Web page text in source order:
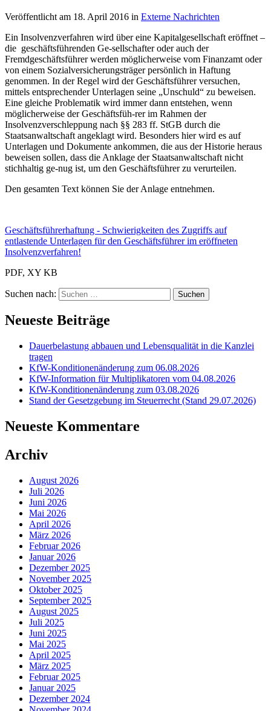
Veröffentlicht am 18. April 2016 in Externe Nachrichten
Ein Insolvenzverfahren wird über eine Kapitalgesellschaft eröffnet –
die geschäftsführenden Ge-sellschafter oder auch der
Fremdgeschäftsführer werden möglicherweise vom Finanzamt oder
von einem Sozialversicherungsträger persönlich in Haftung
genommen. In der Regel wird der Geschäftsführer versuchen,
mittels entsprechender Unterlagen seine „Unschuld“ zu beweisen.
Eine gleiche Problematik wird immer dann entstehen, wenn
möglicherweise der Geschäftsfüh-rer im Rahmen der
Insolvenzverschleppung nach §§ 283 ff. StGB durch die
Staatsanwaltschaft angeklagt wird. Besonders hier wird es auf
Unterlagen und Dokumente ankommen, die aus der Historie heraus
beweisen sollen, dass die Anklage der Staatsanwaltschaft nicht
stichhaltig ge-nug ist, um den Geschäftsführer zu verurteilen.
Den gesamten Text können Sie der Anlage entnehmen.
Geschäftsführerhaftung - Schwierigkeiten des Zugriffs auf
entlastende Unterlagen für den Geschäftsführer im eröffneten
Insolvenzverfahren!
PDF, XY KB
Suchen nach:
Neueste Beiträge
Dauerbelastung abbauen und Lebensqualität in die Kanzlei
tragen
KfW-Konditionenänderung zum 06.08.2026
KfW-Information für Multiplikatoren vom 04.08.2026
KfW-Konditionenänderung zum 03.08.2026
Stand der Gesetzgebung im Steuerrecht (Stand 29.07.2026)
Neueste Kommentare
Archiv
August 2026
Juli 2026
Juni 2026
Mai 2026
April 2026
März 2026
Februar 2026
Januar 2026
Dezember 2025
November 2025
Oktober 2025
September 2025
August 2025
Juli 2025
Juni 2025
Mai 2025
April 2025
März 2025
Februar 2025
Januar 2025
Dezember 2024